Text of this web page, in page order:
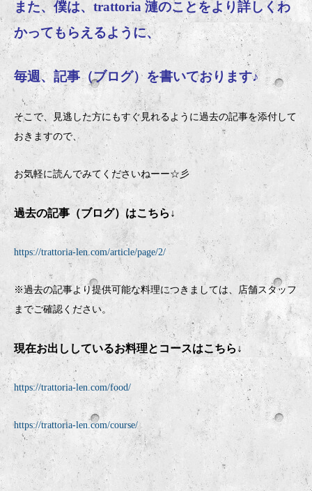
また、僕は、trattoria 漣のことをより詳しくわ
かってもらえるように、
毎週、記事（ブログ）を書いております♪
そこで、見逃した方にもすぐ見れるように過去の記事を添付して
おきますので、
お気軽に読んでみてくださいねーー☆彡
過去の記事（ブログ）はこちら↓
https://trattoria-len.com/article/page/2/
※過去の記事より提供可能な料理につきましては、店舗スタッフ
までご確認ください。
現在お出ししているお料理とコースはこちら↓
https://trattoria-len.com/food/
https://trattoria-len.com/course/